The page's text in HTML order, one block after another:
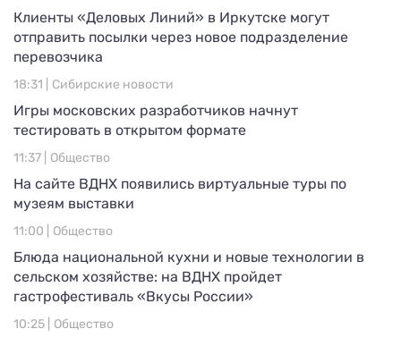
Клиенты «Деловых Линий» в Иркутске могут
отправить посылки через новое подразделение
перевозчика
18:31 | Сибирские новости
Игры московских разработчиков начнут
тестировать в открытом формате
11:37 | Общество
На сайте ВДНХ появились виртуальные туры по
музеям выставки
11:00 | Общество
Блюда национальной кухни и новые технологии в
сельском хозяйстве: на ВДНХ пройдет
гастрофестиваль «Вкусы России»
10:25 | Общество